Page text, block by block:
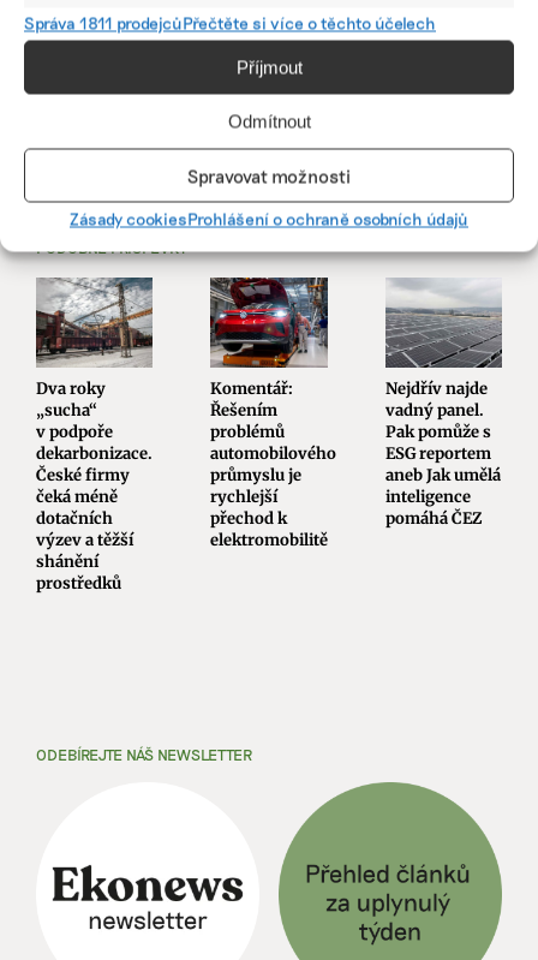
Správa 1811 prodejcůPřečtěte si více o těchto účelech
Příjmout
Odmítnout
Spravovat možnosti
Zásady cookiesProhlášení o ochraně osobních údajů
SDÍLET
FacebookX LinkedIn
PODOBNÉ PŘÍSPĚVKY
Dva roky
„sucha“
v podpoře
dekarbonizace.
České firmy
čeká méně
dotačních
výzev a těžší
shánění
prostředků
Komentář:
Řešením
problémů
automobilového
průmyslu je
rychlejší
přechod k
elektromobilitě
Nejdřív najde
vadný panel.
Pak pomůže s
ESG reportem
aneb Jak umělá
inteligence
pomáhá ČEZ
ODEBÍREJTE NÁŠ NEWSLETTER